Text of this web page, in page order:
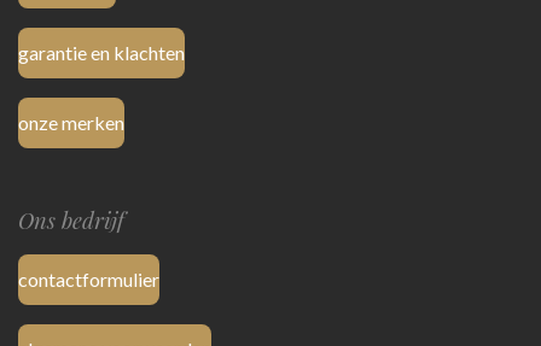
garantie en klachten
onze merken
Ons bedrijf
contactformulier